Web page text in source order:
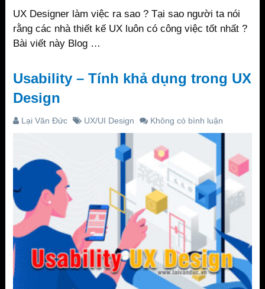
UX Designer làm việc ra sao ? Tại sao người ta nói
rằng các nhà thiết kế UX luôn có công việc tốt nhất ?
Bài viết này Blog …
Usability – Tính khả dụng trong UX
Design
Lại Văn Đức UX/UI Design Không có bình luận